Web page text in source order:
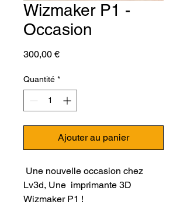
Wizmaker P1 -
Occasion
300,00 €Prix
Quantité *
Ajouter au panier
Une nouvelle occasion chez
Lv3d, Une imprimante 3D
Wizmaker P1 !